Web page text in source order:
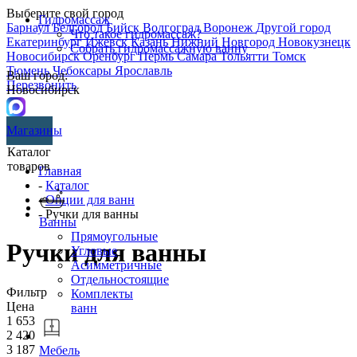
Выберите свой город
БарнаулБелгородБийск ВолгоградВоронеж Другой город
ЕкатеринбургИжевскКазаньНижний Новгород Новокузнецк
НовосибирскОренбургПермьСамараТольятти Томск
ТюменьЧебоксары Ярославль
Перезвонить
Гидромассаж
Что такое гидромассаж?
Собрать гидромассажную ванну
Ваш город:
Новосибирск
Магазины
Каталог
товаров
Ванны
Прямоугольные
Угловые
Асимметричные
Отдельностоящие
Комплекты
ванн
Мебель
Главная
- Каталог
-Опции для ванн
- Ручки для ванны
Ручки для ванны
Фильтр
Цена
1 653
2 420
3 187